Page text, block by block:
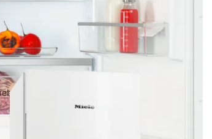
en SuperKoelen voor meer gemak.